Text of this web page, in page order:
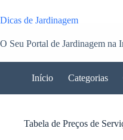
Dicas de Jardinagem
O Seu Portal de Jardinagem na
Início Categorias
Tabela de Preços de